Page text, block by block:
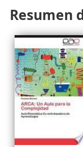
Resumen